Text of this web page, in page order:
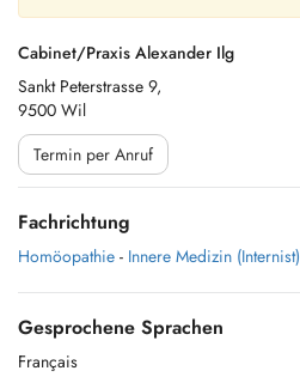
Cabinet/Praxis Alexander Ilg
Sankt Peterstrasse 9,
9500 Wil
Termin per Anruf
Fachrichtung
Homöopathie - Innere Medizin (Internist)
Gesprochene Sprachen
Français